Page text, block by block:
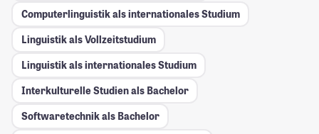
Computerlinguistik als internationales Studium
Linguistik als Vollzeitstudium
Linguistik als internationales Studium
Interkulturelle Studien als Bachelor
Softwaretechnik als Bachelor